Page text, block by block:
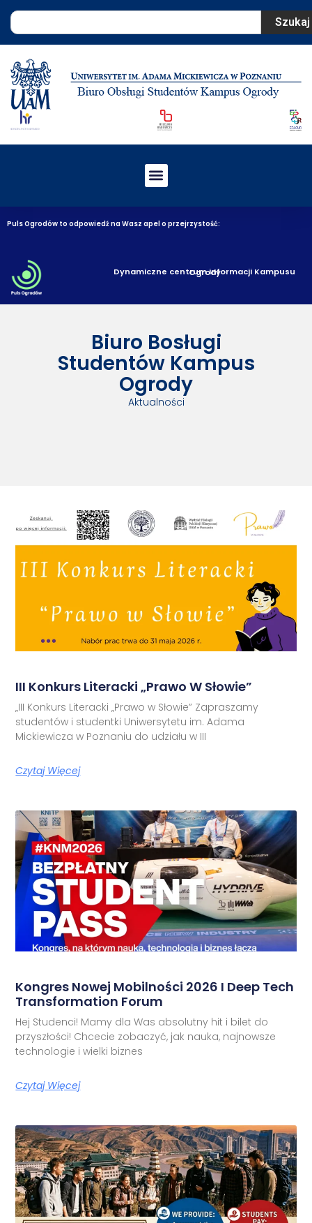
Szukaj
Puls Ogrodów to odpowiedź na Wasz apel o przejrzystość:
Dynamiczne centrum informacji Kampusu Ogrody
Biuro Bosługi
Studentów Kampus
Ogrody
Aktualności
III Konkurs Literacki „Prawo W Słowie”
„III Konkurs Literacki „Prawo w Słowie” Zapraszamy
studentów i studentki Uniwersytetu im. Adama
Mickiewicza w Poznaniu do udziału w III
Czytaj Więcej
Kongres Nowej Mobilności 2026 I Deep Tech
Transformation Forum
Hej Studenci! Mamy dla Was absolutny hit i bilet do
przyszłości! Chcecie zobaczyć, jak nauka, najnowsze
technologie i wielki biznes
Czytaj Więcej